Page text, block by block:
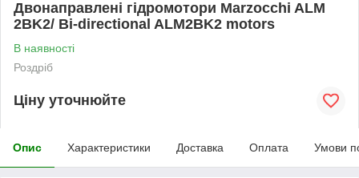
Двонаправлені гідромотори Marzocchi ALM
2BK2/ Bi-directional ALM2BK2 motors
В наявності
Роздріб
Ціну уточнюйте
Опис Характеристики Доставка Оплата Умови